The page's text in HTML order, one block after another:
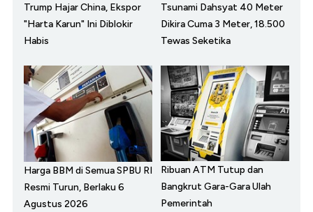
Trump Hajar China, Ekspor
"Harta Karun" Ini Diblokir
Habis
Tsunami Dahsyat 40 Meter
Dikira Cuma 3 Meter, 18.500
Tewas Seketika
Harga BBM di Semua SPBU RI
Resmi Turun, Berlaku 6
Agustus 2026
Ribuan ATM Tutup dan
Bangkrut Gara-Gara Ulah
Pemerintah